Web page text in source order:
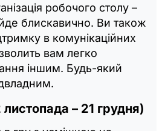
робочого столу –
блискавично. Ви також
в комунікаційних
вам легко
іншим. Будь-який
– 21 грудня)